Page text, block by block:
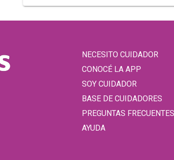
NECESITO CUIDADOR
CONOCÉ LA APP
SOY CUIDADOR
BASE DE CUIDADORES
PREGUNTAS FRECUENTES
AYUDA